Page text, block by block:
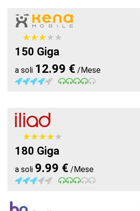
★★★★★
★★★★★
150 Giga
a soli 12.99 € /Mese
★★★★★
★★★★★
180 Giga
a soli 9.99 € /Mese